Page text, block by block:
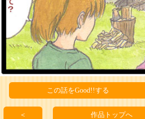
この話をGood!!する
＜ 作品トップへ